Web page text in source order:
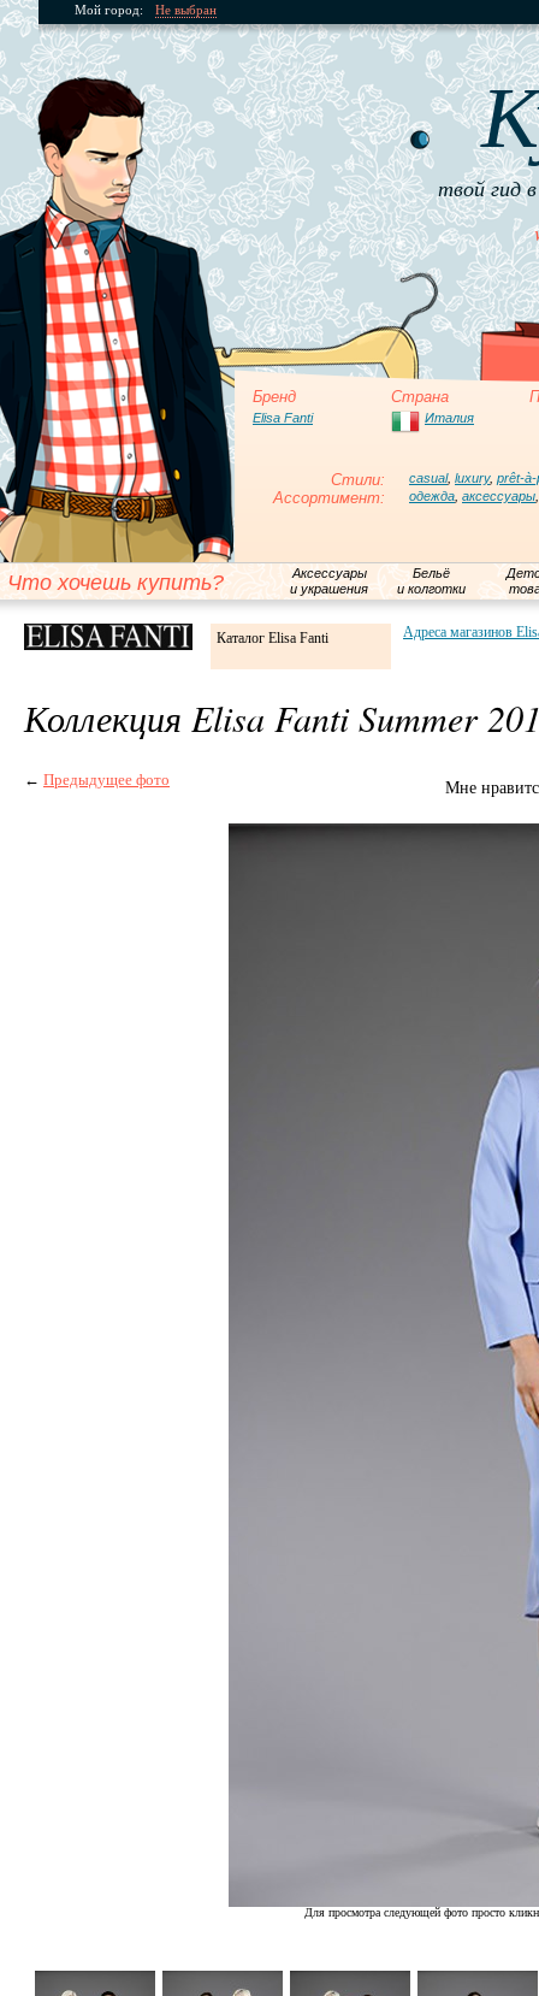
Мой город: Не выбран
твой гид
Бренд Страна
Elisa Fanti Италия
Стили: casual, luxury, prêt-à-
Ассортимент: одежда аксессуары
Что хочешь купить?
Аксессуары
и украшения
Бельё
и колготки
Каталог Elisa Fanti Адреса магазинов
Коллекция Elisa Fanti Summer
← Предыдущее фото Мне
Для просмотра следующей фото просто